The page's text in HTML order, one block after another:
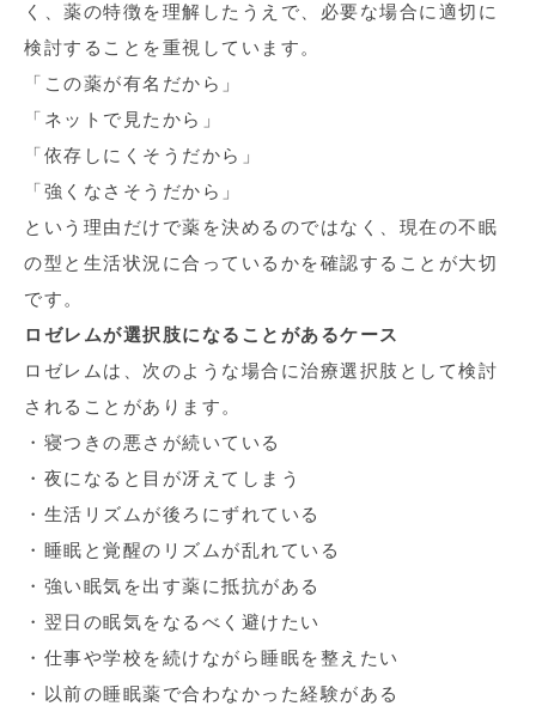
く、薬の特徴を理解したうえで、必要な場合に適切に
検討することを重視しています。
「この薬が有名だから」
「ネットで見たから」
「依存しにくそうだから」
「強くなさそうだから」
という理由だけで薬を決めるのではなく、現在の不眠
の型と生活状況に合っているかを確認することが大切
です。
ロゼレムが選択肢になることがあるケース
ロゼレムは、次のような場合に治療選択肢として検討
されることがあります。
・寝つきの悪さが続いている
・夜になると目が冴えてしまう
・生活リズムが後ろにずれている
・睡眠と覚醒のリズムが乱れている
・強い眠気を出す薬に抵抗がある
・翌日の眠気をなるべく避けたい
・仕事や学校を続けながら睡眠を整えたい
・以前の睡眠薬で合わなかった経験がある